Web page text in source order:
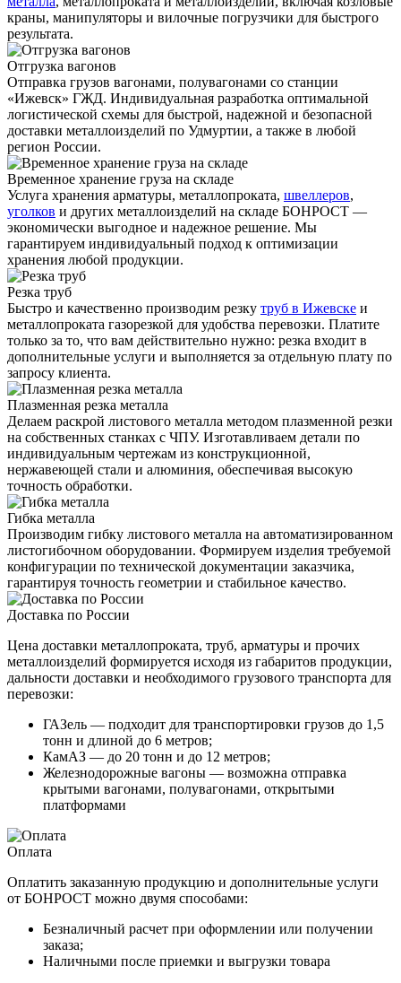
краны, манипуляторы и вилочные погрузчики для быстрого
результата.
Отгрузка вагонов
Отправка грузов вагонами, полувагонами со станции
«Ижевск» ГЖД. Индивидуальная разработка оптимальной
логистической схемы для быстрой, надежной и безопасной
доставки металлоизделий по Удмуртии, а также в любой
регион России.
Временное хранение груза на складе
Услуга хранения арматуры, металлопроката, швеллеров,
уголков и других металлоизделий на складе БОНРОСТ —
экономически выгодное и надежное решение. Мы
гарантируем индивидуальный подход к оптимизации
хранения любой продукции.
Резка труб
Быстро и качественно производим резку труб в Ижевске и
металлопроката газорезкой для удобства перевозки. Платите
только за то, что вам действительно нужно: резка входит в
дополнительные услуги и выполняется за отдельную плату по
запросу клиента.
Плазменная резка металла
Делаем раскрой листового металла методом плазменной резки
на собственных станках с ЧПУ. Изготавливаем детали по
индивидуальным чертежам из конструкционной,
нержавеющей стали и алюминия, обеспечивая высокую
точность обработки.
Гибка металла
Производим гибку листового металла на автоматизированном
листогибочном оборудовании. Формируем изделия требуемой
конфигурации по технической документации заказчика,
гарантируя точность геометрии и стабильное качество.
Доставка по России
Цена доставки металлопроката, труб, арматуры и прочих
металлоизделий формируется исходя из габаритов продукции,
дальности доставки и необходимого грузового транспорта для
перевозки:
ГАЗель — подходит для транспортировки грузов до 1,5
тонн и длиной до 6 метров;
КамАЗ — до 20 тонн и до 12 метров;
Железнодорожные вагоны — возможна отправка
крытыми вагонами, полувагонами, открытыми
платформами
Оплата
Оплатить заказанную продукцию и дополнительные услуги
от БОНРОСТ можно двумя способами:
Безналичный расчет при оформлении или получении
заказа;
Наличными после приемки и выгрузки товара